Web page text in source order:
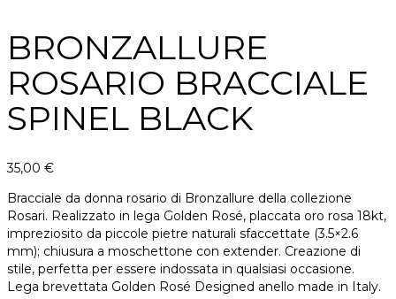
BRONZALLURE
ROSARIO BRACCIALE
SPINEL BLACK
35,00 €
Bracciale da donna rosario di Bronzallure della collezione
Rosari. Realizzato in lega Golden Rosé, placcata oro rosa 18kt,
impreziosito da piccole pietre naturali sfaccettate (3.5×2.6
mm); chiusura a moschettone con extender. Creazione di
stile, perfetta per essere indossata in qualsiasi occasione.
Lega brevettata Golden Rosé Designed anello made in Italy.